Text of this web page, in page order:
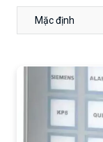
Mặc định